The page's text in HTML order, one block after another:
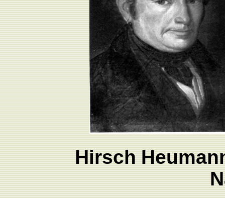
Hirsch